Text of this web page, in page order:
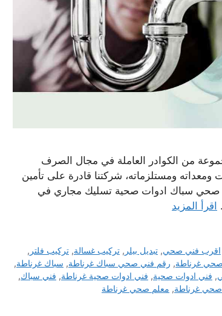
من الكوادر العاملة في مجال الصرف
ومستلزماته، شركتنا قادرة على تأمين
سباك ادوات صحية تسليك مجاري في
اقرأ المزيد
اقرب فني صحي,تبديل بيلر ,تركيب غسالة,تركيب فلتر ,
غرناطة, رقم فني صحي سباك غرناطة, سباك غرناطة,
, فني ادوات صحية, فني ادوات صحية غرناطة, فني سباك,
غرناطة, معلم صحي غرناطة